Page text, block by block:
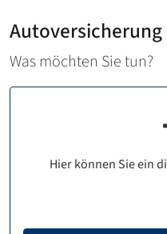
Autoversicherung
Was möchten Sie tun?
Hier können Sie ein